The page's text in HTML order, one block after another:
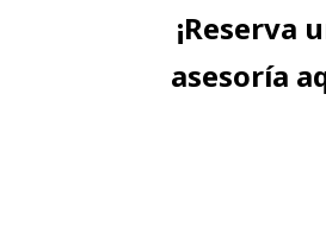
¡Reserva
asesoría